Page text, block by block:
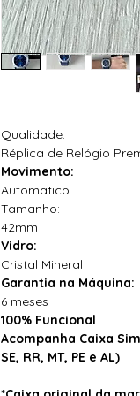
Qualidade:
Réplica de Relógio
Movimento:
Automatico
Tamanho:
42mm
Vidro:
Cristal Mineral
Garantia na Máquina:
6 meses
100% Funcional
Acompanha Caixa
SE, RR, MT, PE e AL)